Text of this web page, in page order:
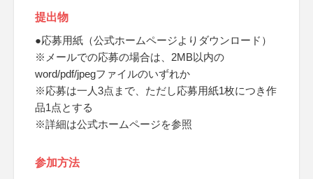
提出物
●応募用紙（公式ホームページよりダウンロード）
※メールでの応募の場合は、2MB以内の
word/pdf/jpegファイルのいずれか
※応募は一人3点まで、ただし応募用紙1枚につき作
品1点とする
※詳細は公式ホームページを参照
参加方法